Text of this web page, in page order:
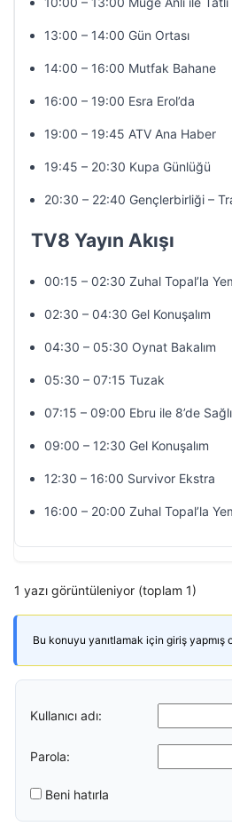
13:00 – 14:00 Gün Ortası
14:00 – 16:00 Mutfak Bahane
16:00 – 19:00 Esra Erol’da
19:00 – 19:45 ATV Ana Haber
19:45 – 20:30 Kupa Günlüğü
20:30 – 22:40 Gençlerbirliği –
TV8 Yayın Akışı
00:15 – 02:30 Zuhal Topal’la
02:30 – 04:30 Gel Konuşalım
04:30 – 05:30 Oynat Bakalım
05:30 – 07:15 Tuzak
07:15 – 09:00 Ebru ile 8’de
09:00 – 12:30 Gel Konuşalım
12:30 – 16:00 Survivor Ekstra
16:00 – 20:00 Zuhal Topal’la
1 yazı görüntüleniyor (toplam 1)
Bu konuyu yanıtlamak için giriş yapmış
Kullanıcı adı:
Parola:
Beni hatırla